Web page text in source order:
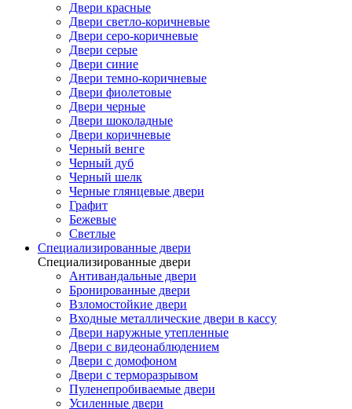
Двери красные
Двери светло-коричневые
Двери серо-коричневые
Двери серые
Двери синие
Двери темно-коричневые
Двери фиолетовые
Двери черные
Двери шоколадные
Двери коричневые
Черный венге
Черный дуб
Черный шелк
Черные глянцевые двери
Графит
Бежевые
Светлые
Специализированные двери
Специализированные двери
Антивандальные двери
Бронированные двери
Взломостойкие двери
Входные металлические двери в кассу
Двери наружные утепленные
Двери с видеонаблюдением
Двери с домофоном
Двери с терморазрывом
Пуленепробиваемые двери
Усиленные двери